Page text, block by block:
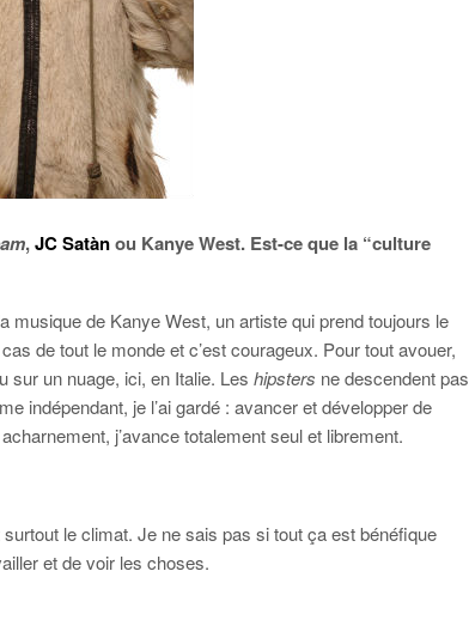
,JC Satànou Kanye West. Est-ce que la “culture
musique de Kanye West, un artiste qui prend toujours le
de tout le monde et c’est courageux. Pour tout avouer,
sur un nuage, ici, en Italie. Les hipsters ne descendent pas
indépendant, je l’ai gardé : avancer et développer de
j’avance totalement seul et librement.
le climat. Je ne sais pas si tout ça est bénéfique
et de voir les choses.